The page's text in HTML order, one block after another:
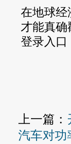
在地球经
才能真确
登录入口
上一篇：
汽车对功